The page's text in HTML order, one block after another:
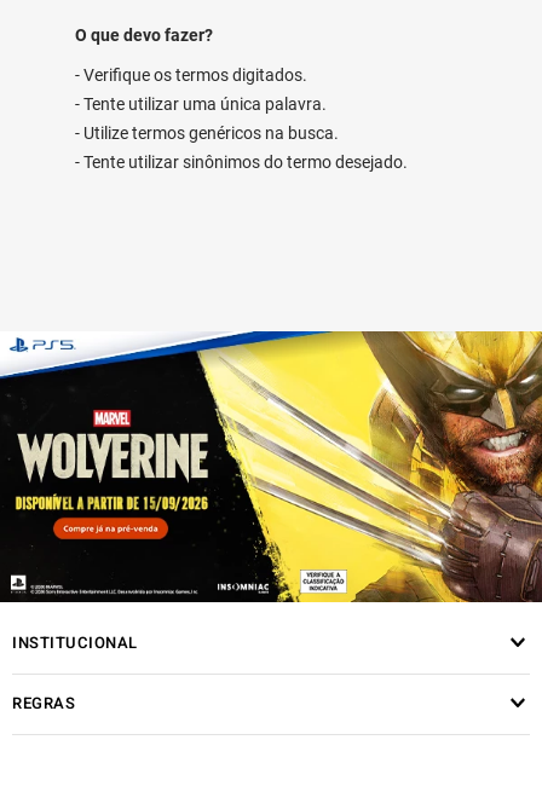
Verifique os termos digitados.
Tente utilizar uma única palavra.
Utilize termos genéricos na busca.
Tente utilizar sinônimos do termo desejado.
INSTITUCIONAL
REGRAS